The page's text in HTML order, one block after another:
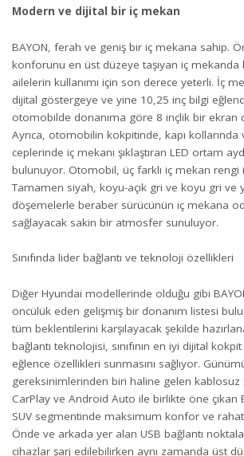
Modern ve dijital bir iç mekan
BAYON, ferah ve geniş bir iç mekana sahip.
konforunu en üst düzeye taşıyan iç mekanda
ailelerin kullanımı için son derece yeterli. İç
dijital göstergeye ve yine 10,25 inç bilgi
otomobilde donanıma göre 8 inçlik bir ekran
Ayrıca, otomobilin kokpitinde, kapı kollarında
ceplerinde iç mekanı şıklaştıran LED ortam
bulunuyor. Otomobil, üç farklı iç mekan rengi
Tamamen siyah, koyu-açık gri ve koyu gri ve
döşemelerle beraber sürücünün iç mekana
sağlayacak sakin bir atmosfer sunuluyor.
Sınıfında lider bağlantı ve teknoloji özellikleri
Diğer Hyundai modellerinde olduğu gibi
öncülük eden gelişmiş bir donanım listesi
tüm beklentilerini karşılayacak şekilde
bağlantı teknolojisi, sınıfının en iyi dijital
eğlence özellikleri sunmasını sağlıyor.
gereksinimlerinden biri haline gelen kablosuz
CarPlay ve Android Auto ile birlikte öne çıkan
SUV segmentinde maksimum konfor ve
Önde ve arkada yer alan USB bağlantı
cihazlar şarj edilebilirken aynı zamanda üst